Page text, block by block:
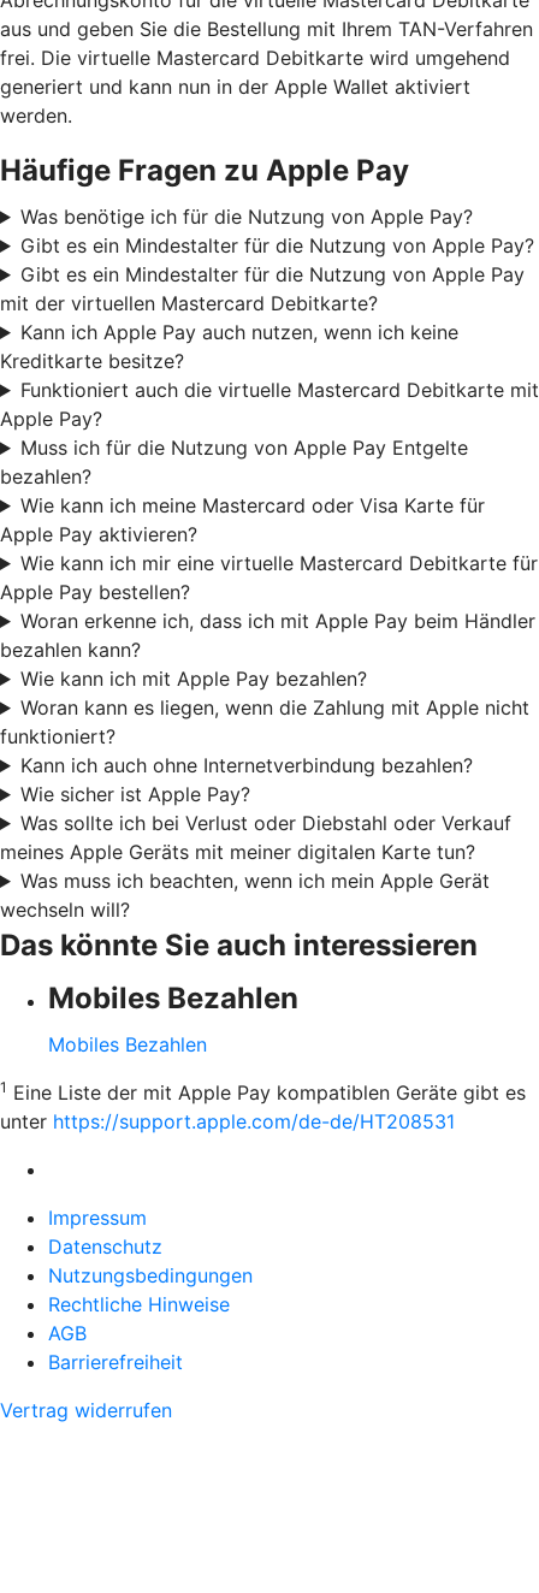
aus und geben Sie die Bestellung mit Ihrem TAN-Verfahren
frei. Die virtuelle Mastercard Debitkarte wird umgehend
generiert und kann nun in der Apple Wallet aktiviert
werden.
Häufige Fragen zu Apple Pay
Was benötige ich für die Nutzung von Apple Pay?
Gibt es ein Mindestalter für die Nutzung von Apple Pay?
Gibt es ein Mindestalter für die Nutzung von Apple Pay
mit der virtuellen Mastercard Debitkarte?
Kann ich Apple Pay auch nutzen, wenn ich keine
Kreditkarte besitze?
Funktioniert auch die virtuelle Mastercard Debitkarte mit
Apple Pay?
Muss ich für die Nutzung von Apple Pay Entgelte
bezahlen?
Wie kann ich meine Mastercard oder Visa Karte für
Apple Pay aktivieren?
Wie kann ich mir eine virtuelle Mastercard Debitkarte für
Apple Pay bestellen?
Woran erkenne ich, dass ich mit Apple Pay beim Händler
bezahlen kann?
Wie kann ich mit Apple Pay bezahlen?
Woran kann es liegen, wenn die Zahlung mit Apple nicht
funktioniert?
Kann ich auch ohne Internetverbindung bezahlen?
Wie sicher ist Apple Pay?
Was sollte ich bei Verlust oder Diebstahl oder Verkauf
meines Apple Geräts mit meiner digitalen Karte tun?
Was muss ich beachten, wenn ich mein Apple Gerät
wechseln will?
Das könnte Sie auch interessieren
Mobiles Bezahlen
Mobiles Bezahlen
1 Eine Liste der mit Apple Pay kompatiblen Geräte gibt es
unter https://support.apple.com/de-de/HT208531
Impressum
Datenschutz
Nutzungsbedingungen
Rechtliche Hinweise
AGB
Barrierefreiheit
Vertrag widerrufen